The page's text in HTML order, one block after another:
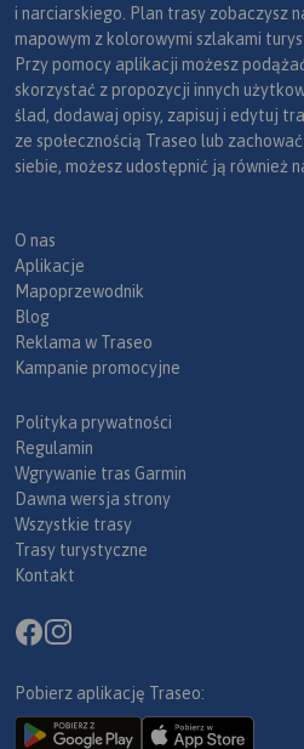
i narciarskiego. Plan trasy zobaczysz
mapowym z kolorowymi szlakami
Przy pomocy aplikacji możesz
skorzystać z propozycji innych
ślad, dodawaj opisy, zapisuj i edytuj
ze społecznością Traseo lub
siebie, możesz udostępnić ją również
O nas
Aplikacje
Mapoprzewodnik
Blog
Reklama w Traseo
Kampanie promocyjne
Polityka prywatności
Regulamin
Wgrywanie tras Garmin
Dawna wersja strony
Wszystkie trasy
Trasy turystyczne
Kontakt
Pobierz aplikację Traseo: